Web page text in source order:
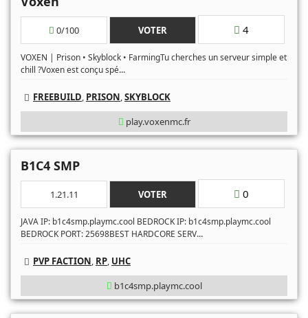
0/100 VOTER 4
VOXEN | Prison • Skyblock • FarmingTu cherches un serveur simple et
chill ?Voxen est conçu spé...
FREEBUILD, PRISON,SKYBLOCK
play.voxenmc.fr
B1C4 SMP
1.21.11 VOTER 0
JAVA IP: b1c4smp.playmc.cool BEDROCK IP: b1c4smp.playmc.cool
BEDROCK PORT: 25698BEST HARDCORE SERV...
PVP FACTION, RP, UHC
b1c4smp.playmc.cool